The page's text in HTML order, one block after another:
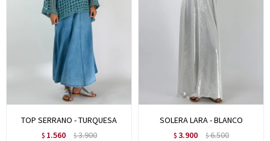
TOP SERRANO - TURQUESA
$ 1.560 $3.900
SOLERA LARA - BLANCO
$ 3.900 $6.500